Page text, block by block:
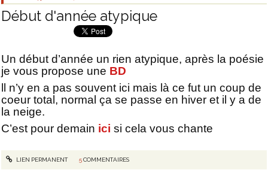
Début d'année atypique
Un début d’année un rien atypique, après la poésie
je vous propose une BD
ll n’y en a pas souvent ici mais là ce fut un coup de
coeur total, normal ça se passe en hiver et il y a de
la neige.
C’est pour demain ici si cela vous chante
LIEN PERMANENT 5COMMENTAIRES